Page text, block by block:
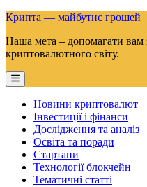
Skip
content
Крипта — майбутнє грошей
Наша мета – допомагати вам
криптовалютного світу.
Main
Menu
Новини криптовалют
Інвестиції і фінанси
Дослідження та аналіз
Освіта та поради
Стартапи
Технології блокчейн
Тематичні статті